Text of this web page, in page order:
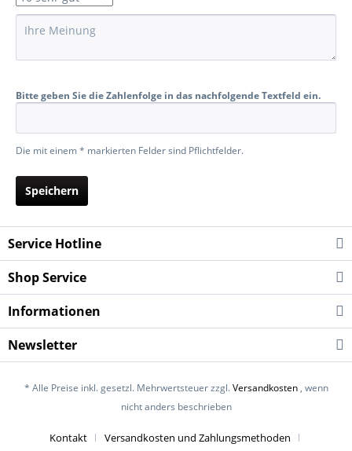
Bitte geben Sie die Zahlenfolge in das nachfolgende Textfeld ein.
Die mit einem * markierten Felder sind Pflichtfelder.
Speichern
Service Hotline
Shop Service
Informationen
Newsletter
* Alle Preise inkl. gesetzl. Mehrwertsteuer zzgl.Versandkosten, wenn
nicht anders beschrieben
Kontakt Versandkosten und Zahlungsmethoden